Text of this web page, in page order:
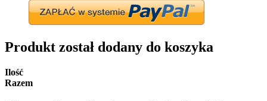
Produkt został dodany do koszyka
Ilość
Razem